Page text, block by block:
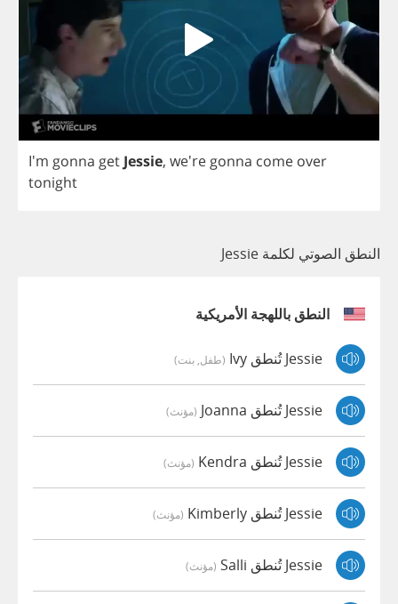
I'm gonna get Jessie, we're gonna come over
tonight
النطق الصوتي لكلمة Jessie
النطق باللهجة الأمريكية
Jessie تُنطق Ivy (طفل, بنت)
Jessie تُنطق Joanna (مؤنث)
Jessie تُنطق Kendra (مؤنث)
Jessie تُنطق Kimberly (مؤنث)
Jessie تُنطق Salli (مؤنث)